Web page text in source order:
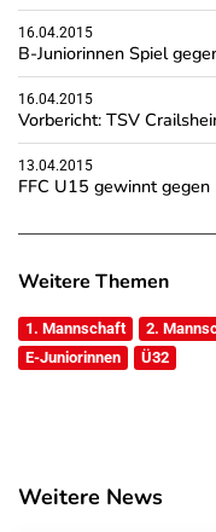
16.04.2015
B-Juniorinnen Spiel
16.04.2015
Vorbericht: TSV
13.04.2015
FFC U15 gewinnt
Weitere Themen
1. Mannschaft 2.
E-Juniorinnen
Ü32
Weitere News